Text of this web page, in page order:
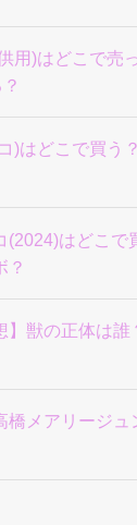
用)はどこで売
)はどこで買う
(2024)はどこで
？
】獣の正体は
橋メアリージュ